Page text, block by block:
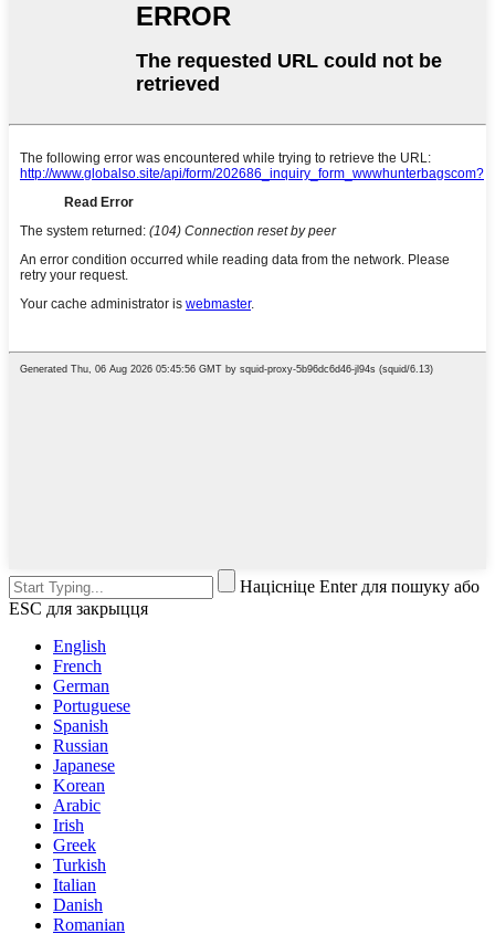
Націсніце Enter для пошуку або
ESC для закрыцця
English
French
German
Portuguese
Spanish
Russian
Japanese
Korean
Arabic
Irish
Greek
Turkish
Italian
Danish
Romanian